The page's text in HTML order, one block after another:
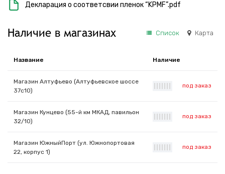
Декларация о соответсвии пленок “KPMF”.pdf
Наличие в магазинах Список Карта
Название Наличие
Магазин Алтуфьево (Алтуфьевское шоссе
37с10)
под заказ
Магазин Кунцево (55-й км МКАД, павильон
32/10)
под заказ
Магазин ЮжныйПорт (ул. Южнопортовая
22, корпус 1)
под заказ